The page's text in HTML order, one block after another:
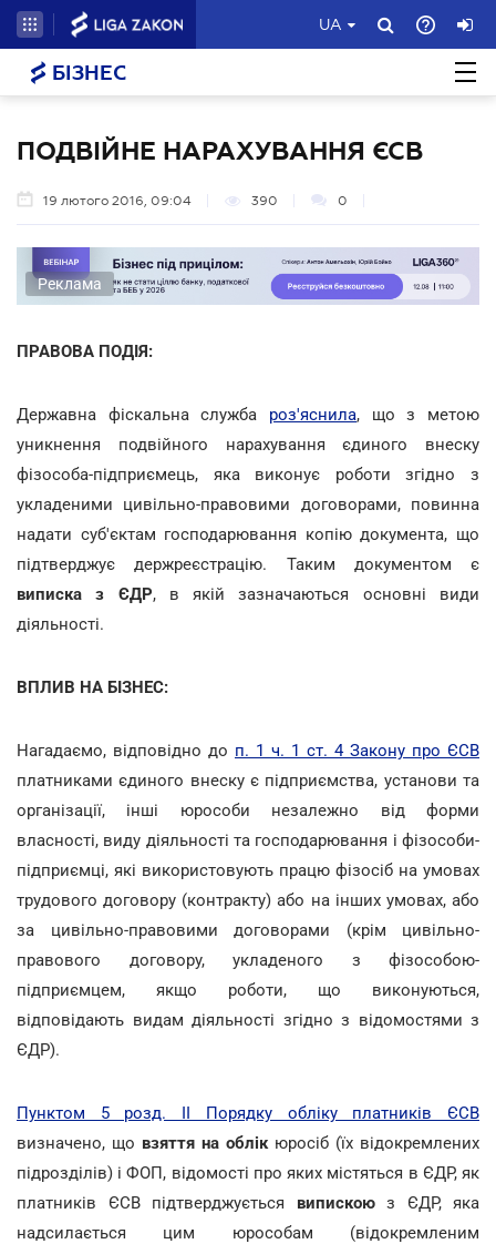
UA
БІЗНЕС
ПОДВІЙНЕ НАРАХУВАННЯ ЄСВ
19 лютого 2016, 09:04 390 0
Реклама
ПРАВОВА ПОДІЯ:
Державна фіскальна служба роз'яснила, що з метою
уникнення подвійного нарахування єдиного внеску
фізособа-підприємець, яка виконує роботи згідно з
укладеними цивільно-правовими договорами, повинна
надати суб'єктам господарювання копію документа, що
підтверджує держреєстрацію. Таким документом є
виписка з ЄДР, в якій зазначаються основні види
діяльності.
ВПЛИВ НА БІЗНЕС:
Нагадаємо, відповідно до п. 1 ч. 1 ст. 4 Закону про ЄСВ
платниками єдиного внеску є підприємства, установи та
організації, інші юрособи незалежно від форми
власності, виду діяльності та господарювання і фізособи-
підприємці, які використовують працю фізосіб на умовах
трудового договору (контракту) або на інших умовах, або
за цивільно-правовими договорами (крім цивільно-
правового договору, укладеного з фізособою-
підприємцем, якщо роботи, що виконуються,
відповідають видам діяльності згідно з відомостями з
ЄДР).
Пунктом 5 розд. II Порядку обліку платників ЄСВ
визначено, що взяття на облікюросіб (їх відокремлених
підрозділів) і ФОП, відомості про яких містяться в ЄДР, як
платників ЄСВ підтверджується випискоюз ЄДР, яка
надсилається цим юрособам (відокремленим